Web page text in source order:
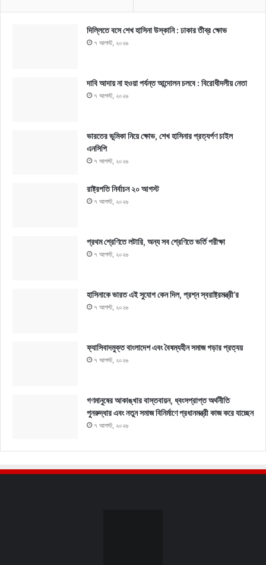
দিল্লিতে বসে শেখ হাসিনা উস্কানি : ঢাকার তীব্র ক্ষোভ
৭ আগস্ট, ২০২৬
দাবি আদায় না হওয়া পর্যন্ত আন্দোলন চলবে : বিরোধীদলীয় নেতা
৭ আগস্ট, ২০২৬
ভারতের ভূমিকা নিয়ে ক্ষোভ, শেখ হাসিনার প্রত্যর্পণ চাইল
এনসিপি
৭ আগস্ট, ২০২৬
রাষ্ট্রপতি নির্বাচন ২০ আগস্ট
৭ আগস্ট, ২০২৬
প্রথম শ্রেণিতে লটারি, অন্য সব শ্রেণিতে ভর্তি পরীক্ষা
৭ আগস্ট, ২০২৬
হাসিনাকে ভারত এই সুযোগ কেন দিল, প্রশ্ন স্বরাষ্ট্রমন্ত্রী’র
৭ আগস্ট, ২০২৬
ফ্যাসিবাদমুক্ত বাংলাদেশ এবং বৈষম্যহীন সমাজ গড়ার প্রত্যয়
৭ আগস্ট, ২০২৬
গণমানুষের আকাঙ্খার বাস্তবায়ন, ধ্বংসপ্রাপ্ত অর্থনীতি
পুনরুদ্ধার এবং নতুন সমাজ বিনির্মাণে প্রধানমন্ত্রী কাজ করে যাচ্ছেন
৭ আগস্ট, ২০২৬